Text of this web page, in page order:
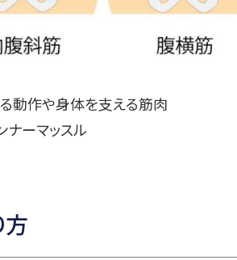
動作や身体を支える筋肉
ナーマッスル
方